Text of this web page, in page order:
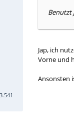
3.541
Benutzt
Jap, ich
Vorne und
Ansonsten